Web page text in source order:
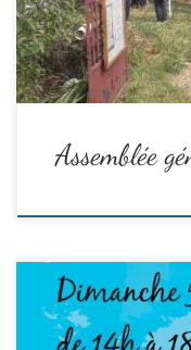
perspectives pour la …
Assemblée